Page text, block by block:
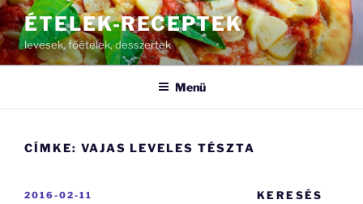
Tartalomhoz
ÉTELEK-RECEPTEK
levesek, főételek, desszertek
Menü
CÍMKE: VAJAS LEVELES TÉSZTA
BEKÜLDVE:
2016-02-11 KERESÉS